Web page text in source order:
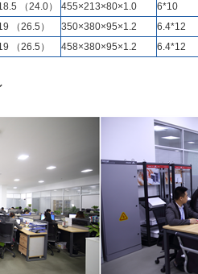
（24.0） 455×213×80×1.0
6*10
（26.5） 350×380×95×1.2
6.4*12
（26.5） 458×380×95×1.2 6.4*12